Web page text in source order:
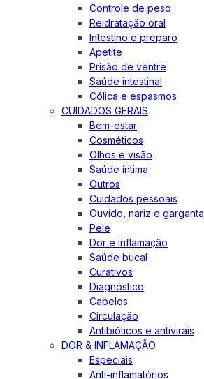
Controle de peso
Reidratação oral
Intestino e preparo
Apetite
Prisão de ventre
Saúde intestinal
Cólica e espasmos
CUIDADOS GERAIS
Bem-estar
Cosméticos
Olhos e visão
Saúde íntima
Outros
Cuidados pessoais
Ouvido, nariz e garganta
Pele
Dor e inflamação
Saúde bucal
Curativos
Diagnóstico
Cabelos
Circulação
Antibióticos e antivirais
DOR & INFLAMAÇÃO
Especiais
Anti-inflamatórios